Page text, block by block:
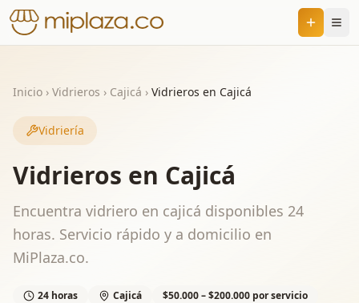
Inicio › Vidrieros › Cajicá › Vidrieros en Cajicá
Vidriería
Vidrieros en Cajicá
Encuentra vidriero en cajicá disponibles 24
horas. Servicio rápido y a domicilio en
MiPlaza.co.
24 horas Cajicá $50.000 – $200.000 por servicio